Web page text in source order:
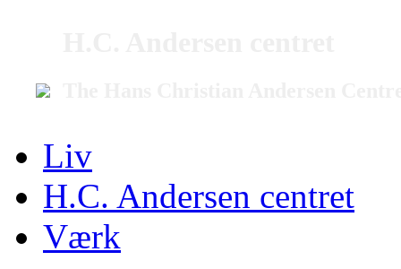
Liv
H.C. Andersen centret
Værk